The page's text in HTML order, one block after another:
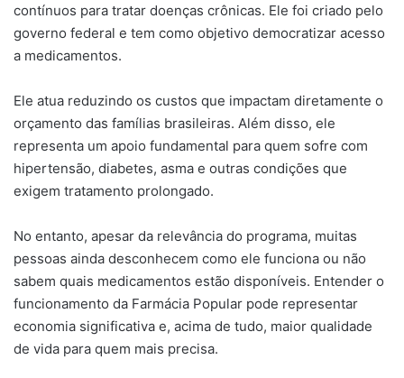
contínuos para tratar doenças crônicas. Ele foi criado pelo
governo federal e tem como objetivo democratizar acesso
a medicamentos.
Ele atua reduzindo os custos que impactam diretamente o
orçamento das famílias brasileiras. Além disso, ele
representa um apoio fundamental para quem sofre com
hipertensão, diabetes, asma e outras condições que
exigem tratamento prolongado.
No entanto, apesar da relevância do programa, muitas
pessoas ainda desconhecem como ele funciona ou não
sabem quais medicamentos estão disponíveis. Entender o
funcionamento da Farmácia Popular pode representar
economia significativa e, acima de tudo, maior qualidade
de vida para quem mais precisa.